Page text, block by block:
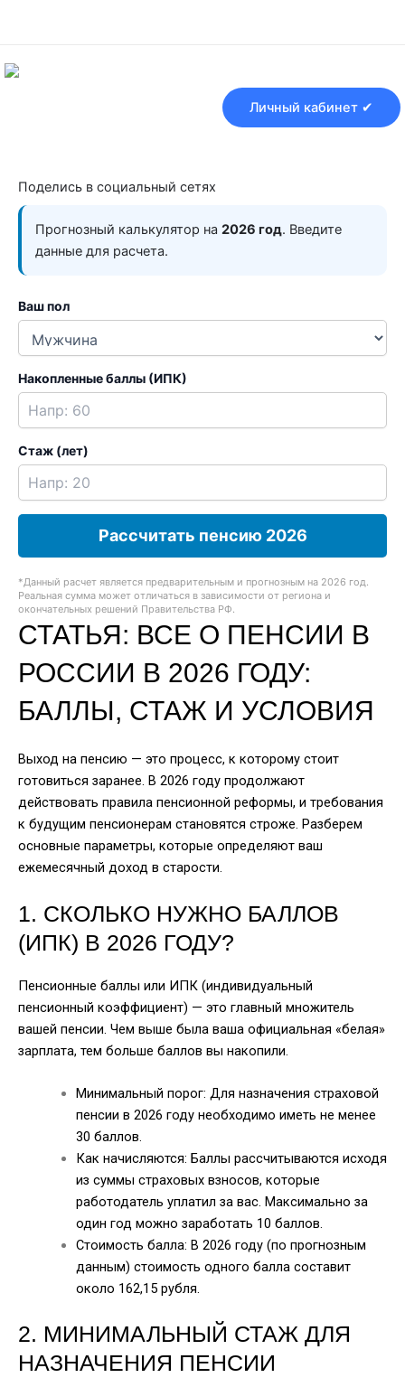
Личный кабинет ✔
Поделись в социальный сетях
Прогнозный калькулятор на 2026 год. Введите
данные для расчета.
Ваш пол
Накопленные баллы (ИПК)
Стаж (лет)
Рассчитать пенсию 2026
*Данный расчет является предварительным и прогнозным на 2026 год.
Реальная сумма может отличаться в зависимости от региона и
окончательных решений Правительства РФ.
СТАТЬЯ: ВСЕ О ПЕНСИИ В
РОССИИ В 2026 ГОДУ:
БАЛЛЫ, СТАЖ И УСЛОВИЯ
Выход на пенсию — это процесс, к которому стоит
готовиться заранее. В 2026 году продолжают
действовать правила пенсионной реформы, и требования
к будущим пенсионерам становятся строже. Разберем
основные параметры, которые определяют ваш
ежемесячный доход в старости.
1. СКОЛЬКО НУЖНО БАЛЛОВ
(ИПК) В 2026 ГОДУ?
Пенсионные баллы или ИПК (индивидуальный
пенсионный коэффициент) — это главный множитель
вашей пенсии. Чем выше была ваша официальная «белая»
зарплата, тем больше баллов вы накопили.
Минимальный порог: Для назначения страховой
пенсии в 2026 году необходимо иметь не менее
30 баллов.
Как начисляются: Баллы рассчитываются исходя
из суммы страховых взносов, которые
работодатель уплатил за вас. Максимально за
один год можно заработать 10 баллов.
Стоимость балла: В 2026 году (по прогнозным
данным) стоимость одного балла составит
около 162,15 рубля.
2. МИНИМАЛЬНЫЙ СТАЖ ДЛЯ
НАЗНАЧЕНИЯ ПЕНСИИ